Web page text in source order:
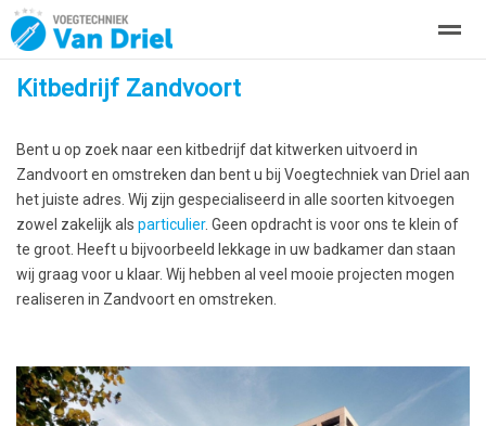
Over ons Kitwerken Zakelijke kitwerkzaamheden
Home Bellen Locatie Zoeken
Kitbedrijf Zandvoort
Bent u op zoek naar een kitbedrijf dat kitwerken uitvoerd in
Zandvoort en omstreken dan bent u bij Voegtechniek van Driel aan
het juiste adres. Wij zijn gespecialiseerd in alle soorten kitvoegen
zowel zakelijk als particulier. Geen opdracht is voor ons te klein of
te groot. Heeft u bijvoorbeeld lekkage in uw badkamer dan staan
wij graag voor u klaar. Wij hebben al veel mooie projecten mogen
realiseren in Zandvoort en omstreken.